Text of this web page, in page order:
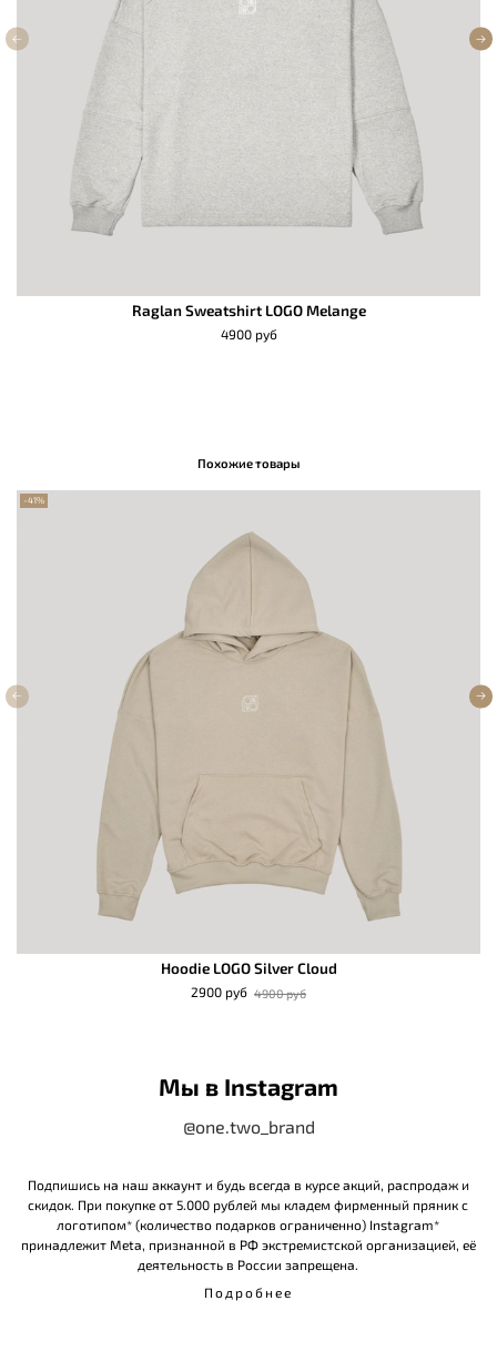
Raglan Sweatshirt LOGO Melange
4900 руб
Похожие товары
-41%
Hoodie LOGO Silver Cloud
2900 руб 4900 руб
Мы в Instagram
@one.two_brand
Подпишись на наш аккаунт и будь всегда в курсе акций, распродаж и
скидок. При покупке от 5.000 рублей мы кладем фирменный пряник с
логотипом* (количество подарков ограниченно) Instagram*
принадлежит Meta, признанной в РФ экстремистской организацией, её
деятельность в России запрещена.
Подробнее